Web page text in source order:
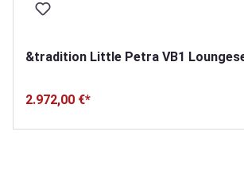
&tradition Little Petra VB1
2.972,00 €*